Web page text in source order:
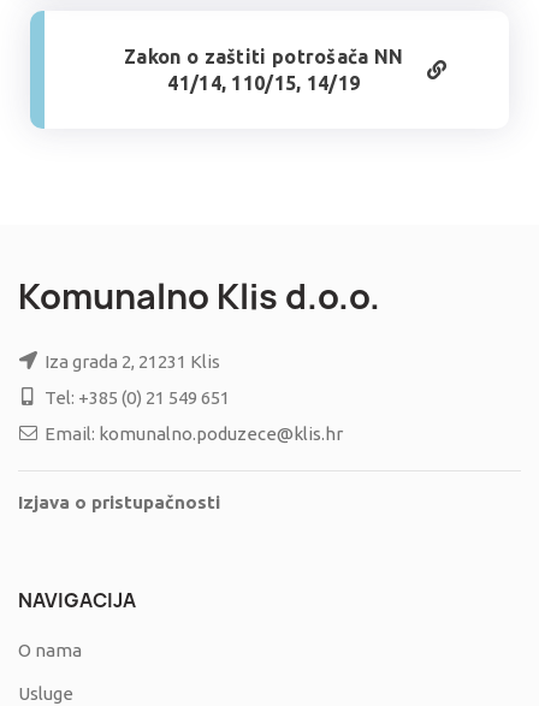
Zakon o zaštiti potrošača NN
41/14, 110/15, 14/19
Komunalno Klis d.o.o.
Iza grada 2, 21231 Klis
Tel: +385 (0) 21 549 651
Email: komunalno.poduzece@klis.hr
Izjava o pristupačnosti
NAVIGACIJA
O nama
Usluge